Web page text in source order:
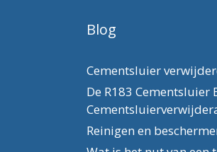
Blog
Cementsluier
De R183 Cementsluier
Reinigen en